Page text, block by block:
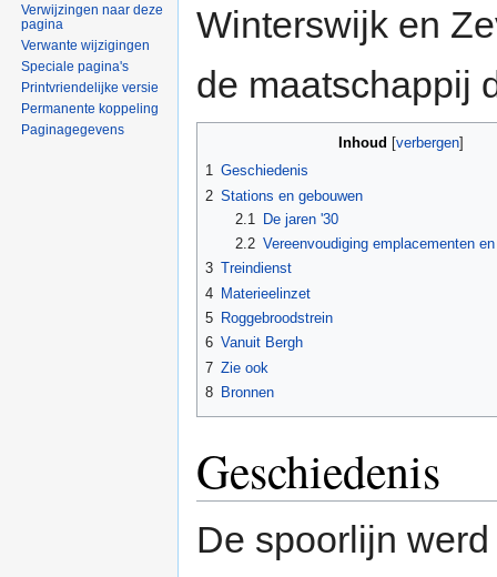
Winterswijk en
de maatschappij
Inhoud verbergen
1 Geschiedenis
2 Stations en gebouwen
2.1
De jaren '30
2.2 Vereenvoudiging emplacementen
3 Treindienst
4 Materieelinzet
5 Roggebroodstrein
6 Vanuit Bergh
7 Zie ook
8 Bronnen
Geschiedenis
De spoorlijn
Verwijzingen naar deze
pagina
Verwante wijzigingen
Speciale pagina's
Printvriendelijke versie
Permanente koppeling
Paginagegevens